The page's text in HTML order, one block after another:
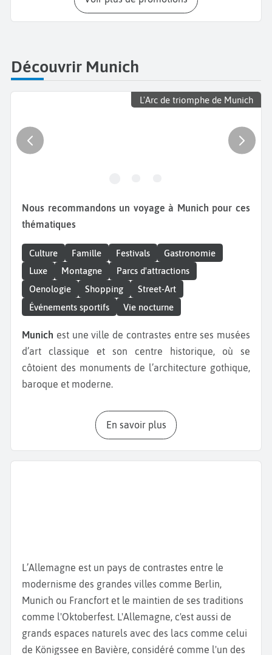
Découvrir Munich
L'Arc de triomphe de Munich
Nous recommandons un voyage à Munich pour ces
thématiques
Culture Famille Festivals
Gastronomie
Luxe
Montagne
Parcs d'attractions
Oenologie
Shopping
Street-Art
Événements sportifs
Vie nocturne
Munich est une ville de contrastes entre ses musées
d’art classique et son centre historique, où se
côtoient des monuments de l’architecture gothique,
baroque et moderne.
week-end à Munich
choix entre une multitude d'activités : visite de
nique auBiergarten. Nous vous invitons à
avec sa façade rococo et le célèbre Teufelstritt
(empreinte du diable). La légende dit que le diable
serait rentré dans l’édifice et en aurait été chassé
par un rayon de soleil, d'où l'empreinte. À quelques
pas de là, flânez dans le Viktualienmarkt, un marché
En savoir plus
L’Allemagne est un pays de contrastes entre le
modernisme des grandes villes comme Berlin,
Munich ou Francfort et le maintien de ses traditions
comme l'Oktoberfest. L'Allemagne, c'est aussi de
grands espaces naturels avec des lacs comme celui
de Königssee en Bavière, considéré comme l'un des